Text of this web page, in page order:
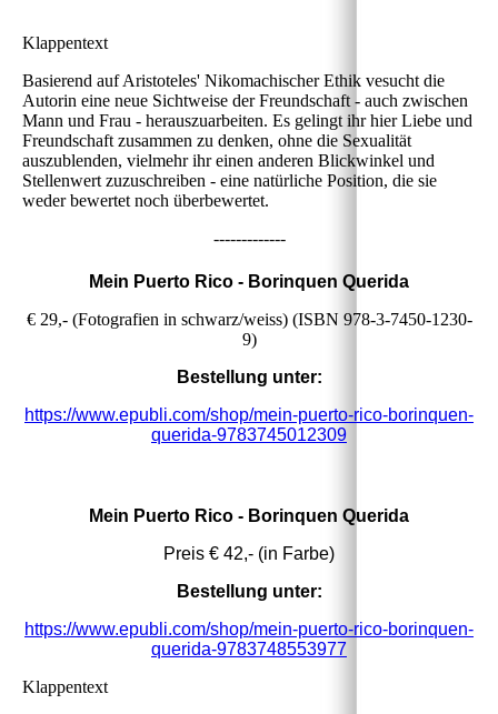
Klappentext
Basierend auf Aristoteles' Nikomachischer Ethik vesucht die
Autorin eine neue Sichtweise der Freundschaft - auch zwischen
Mann und Frau - herauszuarbeiten. Es gelingt ihr hier Liebe und
Freundschaft zusammen zu denken, ohne die Sexualität
auszublenden, vielmehr ihr einen anderen Blickwinkel und
Stellenwert zuzuschreiben - eine natürliche Position, die sie
weder bewertet noch überbewertet.
-------------
Mein Puerto Rico - Borinquen Querida
€ 29,- (Fotografien in schwarz/weiss) (ISBN 978-3-7450-1230-
9)
Bestellung unter:
https://www.epubli.com/shop/mein-puerto-rico-borinquen-
querida-9783745012309
Mein Puerto Rico - Borinquen Querida
Preis € 42,- (in Farbe)
Bestellung unter:
https://www.epubli.com/shop/mein-puerto-rico-borinquen-
querida-9783748553977
Klappentext